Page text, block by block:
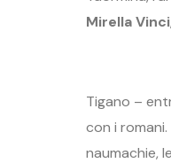
Mirella Vinci
Tigano –
con i
naumachie,